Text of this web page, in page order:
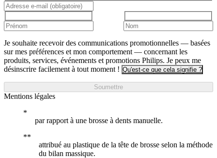
Je souhaite recevoir des communications promotionnelles — basées
sur mes préférences et mon comportement — concernant les
produits, services, événements et promotions Philips. Je peux me
désinscrire facilement à tout moment ! Qu'est-ce que cela signifie ?
Soumettre
Mentions légales
par rapport à une brosse à dents manuelle.
attribué au plastique de la tête de brosse selon la méthode
du bilan massique.